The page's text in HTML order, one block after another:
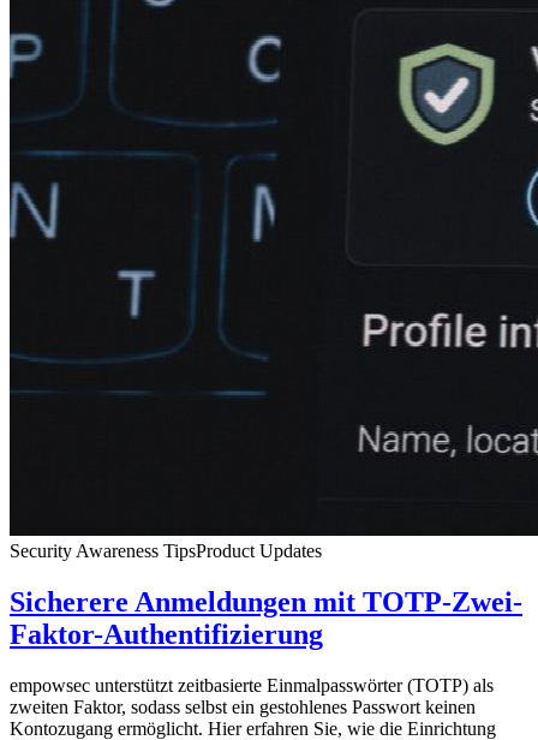
Security Awareness TipsProduct Updates
Sicherere Anmeldungen mit TOTP-Zwei-
Faktor-Authentifizierung
empowsec unterstützt zeitbasierte Einmalpasswörter (TOTP) als
zweiten Faktor, sodass selbst ein gestohlenes Passwort keinen
Kontozugang ermöglicht. Hier erfahren Sie, wie die Einrichtung